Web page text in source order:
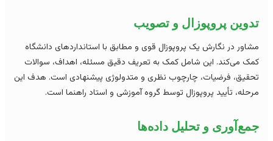
پروپوزال و تصویب
در نگارش یک پروپوزال قوی و مطابق با استانداردهای دانشگاه
می‌کند. این شامل کمک به تعریف دقیق مسئله، اهداف، سوالات
فرضیات، چارچوب نظری و متدولوژی پیشنهادی است. هدف این
تأیید پروپوزال توسط گروه آموزشی و استاد راهنما است.
و تحلیل داده‌ها